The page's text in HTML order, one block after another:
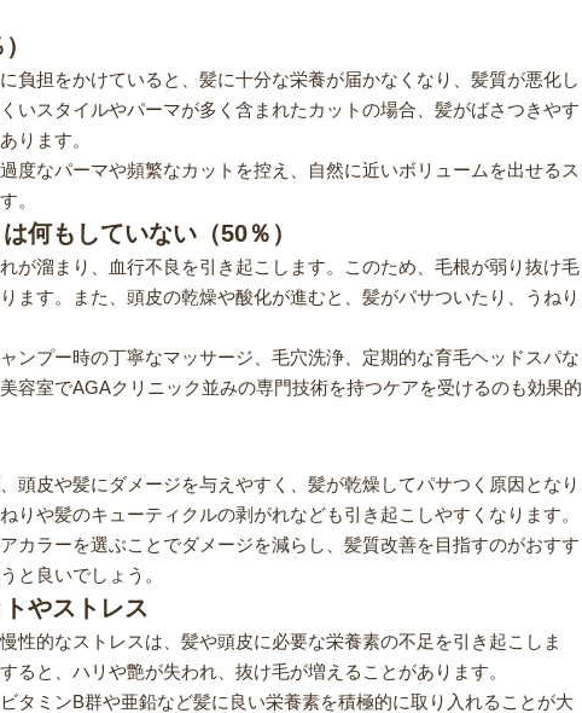
負担をかけていると、髪に十分な栄養が届かなくなり、髪質が悪化し
いスタイルやパーマが多く含まれたカットの場合、髪がばさつきやす
ります。
度なパーマや頻繁なカットを控え、自然に近いボリュームを出せるス
。
何もしていない（50％）
が溜まり、血行不良を引き起こします。このため、毛根が弱り抜け毛
ます。また、頭皮の乾燥や酸化が進むと、髪がパサついたり、うねり
ンプー時の丁寧なマッサージ、毛穴洗浄、定期的な育毛ヘッドスパな
容室でAGAクリニック並みの専門技術を持つケアを受けるのも効果的
頭皮や髪にダメージを与えやすく、髪が乾燥してパサつく原因となり
りや髪のキューティクルの剥がれなども引き起こしやすくなります。
カラーを選ぶことでダメージを減らし、髪質改善を目指すのがおすす
と良いでしょう​。
やストレス
性的なストレスは、髪や頭皮に必要な栄養素の不足を引き起こしま
ると、ハリや艶が失われ、抜け毛が増えることがあります。
タミンB群や亜鉛など髪に良い栄養素を積極的に取り入れることが大